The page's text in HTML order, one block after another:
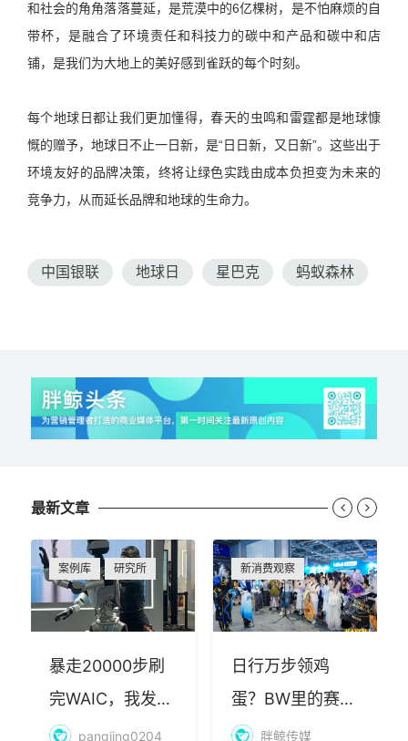
和社会的角角落落蔓延，是荒漠中的6亿棵树，是不怕麻烦的自
带杯，是融合了环境责任和科技力的碳中和产品和碳中和店
铺，是我们为大地上的美好感到雀跃的每个时刻。
每个地球日都让我们更加懂得，春天的虫鸣和雷霆都是地球慷
慨的赠予，地球日不止一日新，是“日日新，又日新”。这些出于
环境友好的品牌决策，终将让绿色实践由成本负担变为未来的
竞争力，从而延长品牌和地球的生命力。
中国银联 地球日 星巴克 蚂蚁森林
最新文章
案例库 研究所
暴走20000步刷
完WAIC，我发现
AI最赚钱的不是
pangjing0204
新消费观察
日行万步领鸡
蛋？BW里的赛博
朝圣，藏着品牌
胖鲸传媒
 